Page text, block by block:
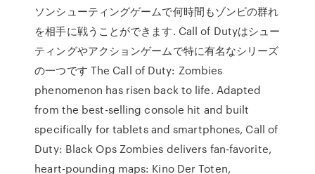
ソンシューティングゲームで何時間もゾンビの群れ
を相手に戦うことができます. Call of Dutyはシュー
ティングやアクションゲームで特に有名なシリーズ
の一つです The Call of Duty: Zombies
phenomenon has risen back to life. Adapted
from the best-selling console hit and built
specifically for tablets and smartphones, Call of
Duty: Black Ops Zombies delivers fan-favorite,
heart-pounding maps: Kino Der Toten,